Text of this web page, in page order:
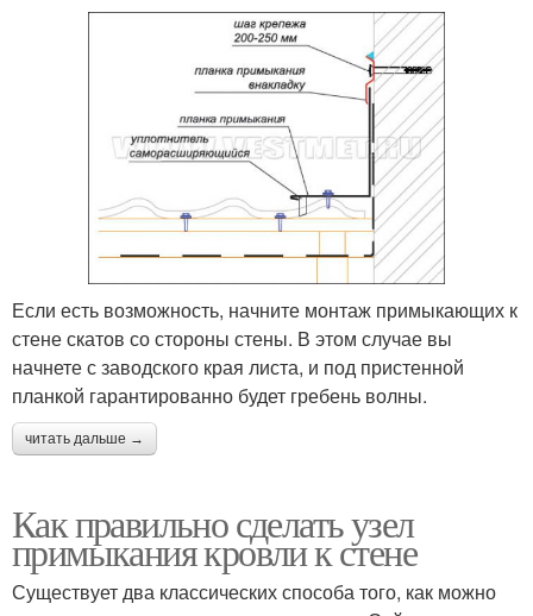
Если есть возможность, начните монтаж примыкающих к
стене скатов со стороны стены. В этом случае вы
начнете с заводского края листа, и под пристенной
планкой гарантированно будет гребень волны.
читать дальше →
Как правильно сделать узел
примыкания кровли к стене
Существует два классических способа того, как можно